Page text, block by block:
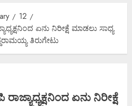
12
ಏನು ನಿರೀಕ್ಷೆ ಮಾಡಲು ಸಾಧ್ಯ
ತಿರುಗೇಟು
ಏನು ನಿರೀಕ್ಷೆ